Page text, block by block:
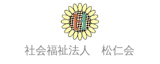
社会福祉法人 松仁会